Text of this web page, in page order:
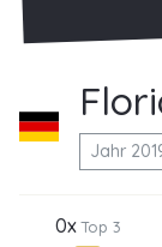
Jahr
0xTop 3